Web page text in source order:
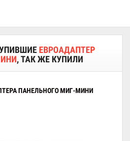
ЕВРОАДАПТЕР
, ТАК ЖЕ КУПИЛИ
ПАНЕЛЬНОГО МИГ-МИНИ